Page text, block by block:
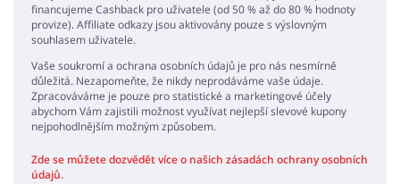
financujeme Cashback pro uživatele (od 50 % až do 80 % hodnoty
provize). Affiliate odkazy jsou aktivovány pouze s výslovným
souhlasem uživatele.
Vaše soukromí a ochrana osobních údajů je pro nás nesmírně
důležitá. Nezapomeňte, že nikdy neprodáváme vaše údaje.
Zpracováváme je pouze pro statistické a marketingové účely
abychom Vám zajistili možnost využívat nejlepší slevové kupony
nejpohodlnějším možným způsobem.
Zde se můžete dozvědět více o našich zásadách ochrany osobních
údajů.